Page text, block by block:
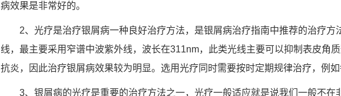
病效果是非常好的。
2、光疗是治疗银屑病一种良好治疗方法，是银屑病治疗指南中推荐的治疗方
线，最主要采用窄谱中波紫外线，波长在311nm，此类光线主要可以抑制表皮角
抗炎，因此治疗银屑病效果较为明显。选用光疗同时需要按时定期规律治疗，例如
3、银屑病的光疗是重要的治疗方法之一，光疗一般适应就是说我们一般不在